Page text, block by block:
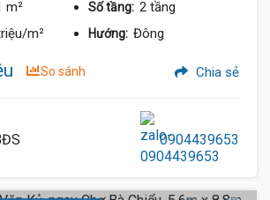
m² Số tầng: 2 tầng
m² Hướng: Đông
So sánh Chia sẻ
0904439653